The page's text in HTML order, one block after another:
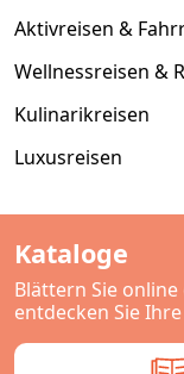
Aktivreisen &
Wellnessreisen &
Kulinarikreisen
Luxusreisen
Kataloge
Blättern Sie
entdecken Sie